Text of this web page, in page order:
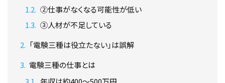
②仕事がなくなる可能性が低い
③人材が不足している
「電験三種は役立たない」は誤解
電験三種の仕事とは